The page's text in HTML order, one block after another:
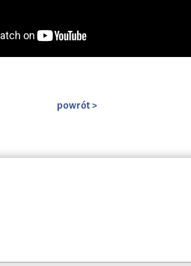
powrót >